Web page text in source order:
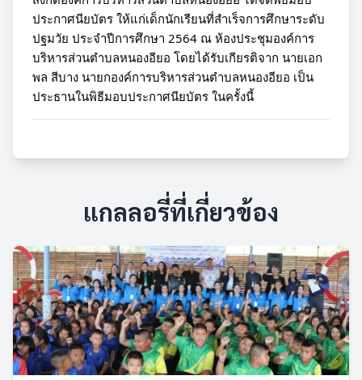
ประกาศนียบัตร ให้แก่เด็กนักเรียนที่สำเร็จการศึกษาระดับ
ปฐมวัย ประจำปีการศึกษา 2564 ณ ห้องประชุมองค์การ
บริหารส่วนตำบลหนองอียอ โดยได้รับเกียรติจาก นายเอก
พล สีบาง นายกองค์การบริหารส่วนตำบลหนองอียอ เป็น
ประธานในพิธีมอบประกาศนียบัตร ในครั้งนี้
แกลลอรี่ที่เกี่ยวข้อง